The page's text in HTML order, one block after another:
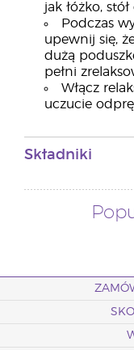
jak łóżko,
Podczas
upewnij się,
dużą
pełni
Włącz
uczucie
Składniki